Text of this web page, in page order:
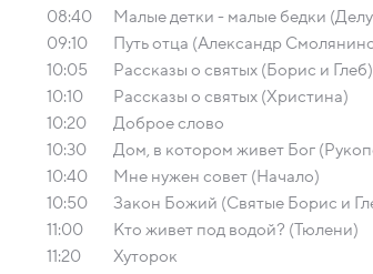
08:40
Малые детки - малые бедки
09:10
Путь отца (Александр
10:05
Рассказы о святых (Борис и Глеб)
10:10
Рассказы о святых (Христина)
10:20
Доброе слово
10:30
Дом, в котором живет Бог
10:40
Мне нужен совет (Начало)
10:50
Закон Божий (Святые Борис и
11:00
Кто живет под водой? (Тюлени)
11:20
Хуторок